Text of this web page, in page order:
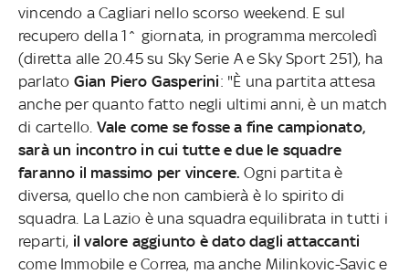
vincendo a Cagliari nello scorso weekend. E sul
recupero della 1^ giornata, in programma mercoledì
(diretta alle 20.45 su Sky Serie A e Sky Sport 251), ha
parlato Gian Piero Gasperini: "È una partita attesa
anche per quanto fatto negli ultimi anni, è un match
di cartello. Vale come se fosse a fine campionato,
sarà un incontro in cui tutte e due le squadre
faranno il massimo per vincere.Ogni partita è
diversa, quello che non cambierà è lo spirito di
squadra. La Lazio è una squadra equilibrata in tutti i
reparti, il valore aggiunto è dato dagli attaccanti
come Immobile e Correa, ma anche Milinkovic-Savic e